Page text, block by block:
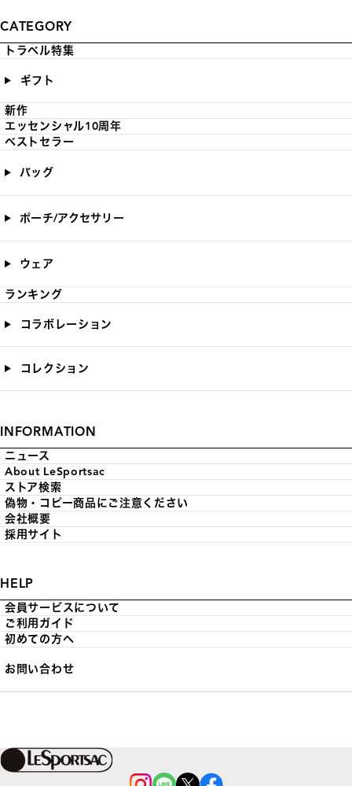
CATEGORY
トラベル特集
ギフト
新作
エッセンシャル10周年
ベストセラー
バッグ
ポーチ/アクセサリー
ウェア
ランキング
コラボレーション
コレクション
INFORMATION
ニュース
About LeSportsac
ストア検索
偽物・コピー商品にご注意ください
会社概要
採用サイト
HELP
会員サービスについて
ご利用ガイド
初めての方へ
お問い合わせ